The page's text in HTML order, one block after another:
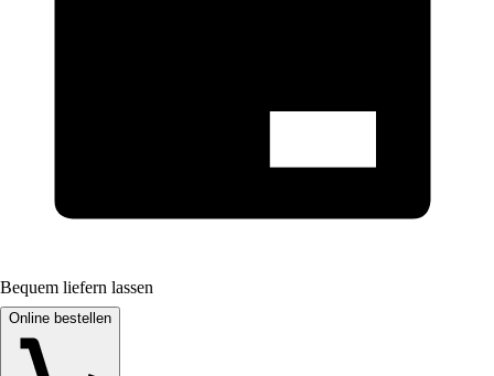
Bequem liefern lassen
Online bestellen